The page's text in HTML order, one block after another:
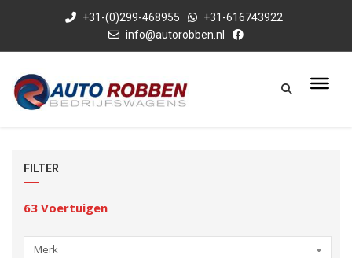
+31-(0)299-468955
+31-616743922
info@autorobben.nl
FILTER
63 Voertuigen
Merk